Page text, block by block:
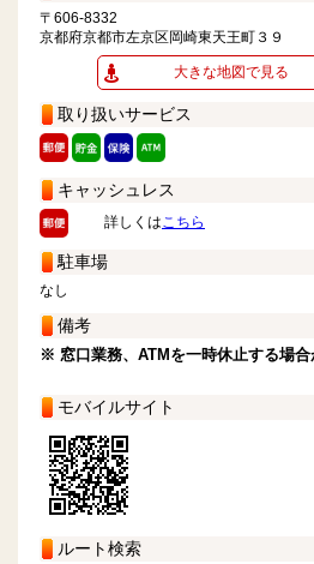
〒606-8332
京都府京都市左京区岡崎東天王町３９
大きな地図で見る
取り扱いサービス
キャッシュレス
詳しくはこちら
駐車場
なし
備考
※ 窓口業務、ATMを一時休止する場合
モバイルサイト
ルート検索